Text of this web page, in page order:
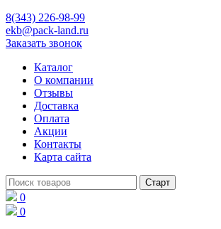
8(343) 226-98-99
ekb@pack-land.ru
Заказать звонок
Каталог
О компании
Отзывы
Доставка
Оплата
Акции
Контакты
Карта сайта
0
0